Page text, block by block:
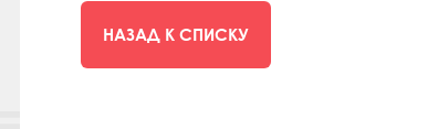
НАЗАД К СПИСКУ